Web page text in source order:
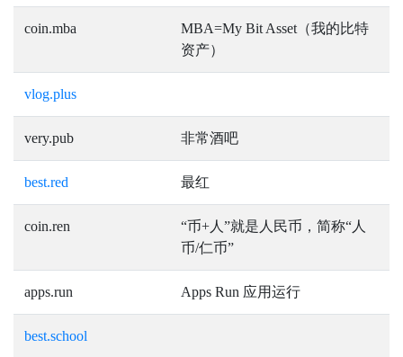
coin.mba
MBA=My Bit Asset（我的比特
资产）
vlog.plus
very.pub 非常酒吧
best.red 最红
coin.ren
“币+人”就是人民币，简称“人
币/仁币”
apps.run Apps Run 应用运行
best.school